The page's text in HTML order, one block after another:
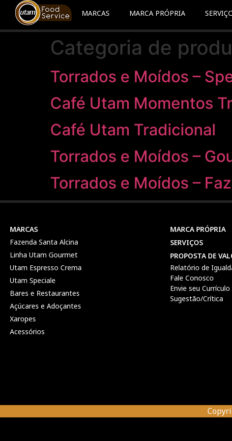
MARCAS MARCA PRÓPRIA
Categoria de
Torrados e Moídos –
Café Utam Momentos
Café Utam Tradicional
Torrados e Moídos –
Torrados e Moídos –
MARCAS
Fazenda Santa Alcina
Linha Utam Gourmet
Utam Espresso Crema
Utam Speciale
Bares e Restaurantes
Açúcares e Adoçantes
Xaropes
Acessórios
MARCA PRÓPRIA
SERVIÇOS
PROPOSTA DE
Relatório de
Fale Conosco
Envie seu Currículo
Sugestão/Crítica